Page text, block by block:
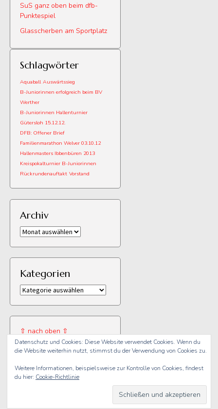
SuS ganz oben beim dfb-
Punktespiel
Glasscherben am Sportplatz
Schlagwörter
Aquaball Auswärtssieg
B-Juniorinnen erfolgreich beim BV
Werther
B-Juniorinnen Hallenturnier
Gütersloh 15.12.12.
DFB: Offener Brief
Familienmarathon Welver 03.10.12
Hallenmasters Ibbenbüren 2013
Kreispokalturnier B-Juniorinnen
Rückrundenauftakt Vorstand
Archiv
Archiv
Kategorien
Kategorien
⇧ nach oben ⇧
Datenschutz und Cookies: Diese Website verwendet Cookies. Wenn du
die Website weiterhin nutzt, stimmst du der Verwendung von Cookies zu.
Weitere Informationen, beispielsweise zur Kontrolle von Cookies, findest
du hier: Cookie-Richtlinie